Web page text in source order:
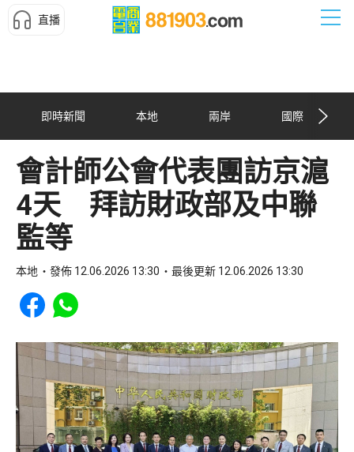
直播
即時新聞 本地 兩岸 國際
會計師公會代表團訪京滬
4天 拜訪財政部及中聯
監等
本地 發佈 12.06.2026 13:30 最後更新 12.06.2026 13:30
Share to Facebook
Share to WhatsApp